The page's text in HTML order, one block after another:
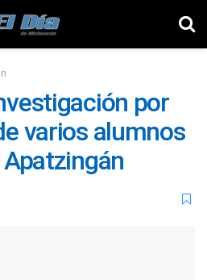
por
varios alumnos
Apatzingán